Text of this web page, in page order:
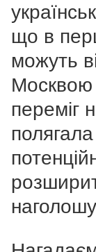
що в
можуть
Москвою
переміг